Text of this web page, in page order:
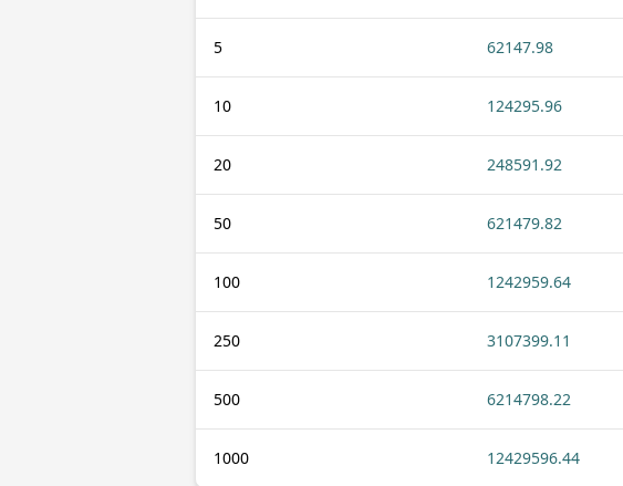
5 62147.98
10 124295.96
20 248591.92
50 621479.82
100 1242959.64
250 3107399.11
500 6214798.22
1000 12429596.44